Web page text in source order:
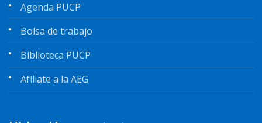
Agenda PUCP
Bolsa de trabajo
Biblioteca PUCP
Afíliate a la AEG